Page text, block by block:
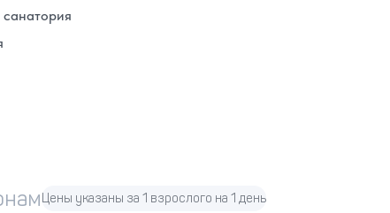
санатория
Цены указаны за 1 взрослого на 1 день